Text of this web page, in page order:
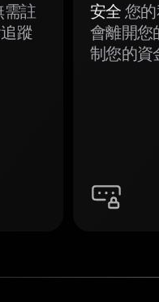
註
蹤
安全 您
會離開您
制您的資